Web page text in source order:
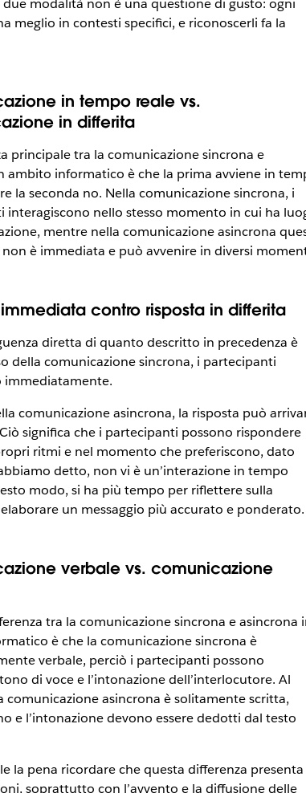
due modalità non è una questione di gusto: ogni
meglio in contesti specifici, e riconoscerli fa la
in tempo reale vs.
in differita
principale tra la comunicazione sincrona e
ambito informatico è che la prima avviene in
la seconda no. Nella comunicazione sincrona, i
interagiscono nello stesso momento in cui ha
mentre nella comunicazione asincrona
è immediata e può avvenire in diversi
immediata contro risposta in differita
diretta di quanto descritto in precedenza è
della comunicazione sincrona, i partecipanti
immediatamente.
comunicazione asincrona, la risposta può
significa che i partecipanti possono rispondere
ritmi e nel momento che preferiscono, dato
detto, non vi è un’interazione in tempo
modo, si ha più tempo per riflettere sulla
un messaggio più accurato e ponderato.
verbale vs. comunicazione
tra la comunicazione sincrona e asincrona
è che la comunicazione sincrona è
verbale, perciò i partecipanti possono
di voce e l’intonazione dell’interlocutore. Al
comunicazione asincrona è solitamente scritta,
e l’intonazione devono essere dedotti dal testo
la pena ricordare che questa differenza presenta
soprattutto con l’avvento e la diffusione delle